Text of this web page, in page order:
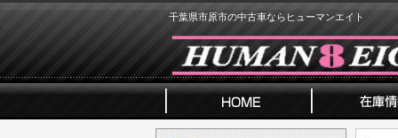
千葉県市原市の中古車ならヒューマンエイト